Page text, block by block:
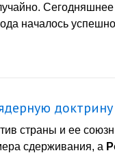
началось
доктрину
страны и ее
сдерживания, а